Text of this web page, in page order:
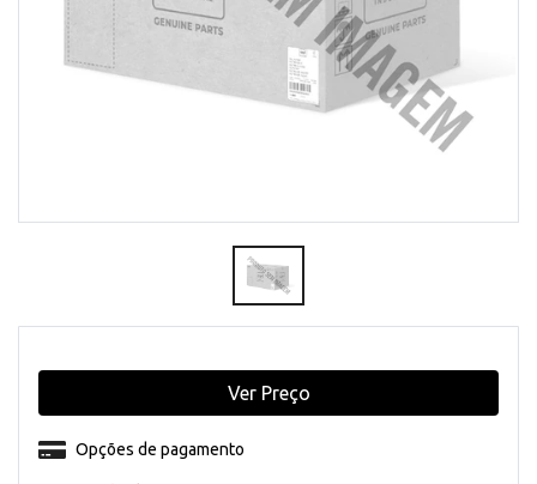
Opções de pagamento
Ver Preço